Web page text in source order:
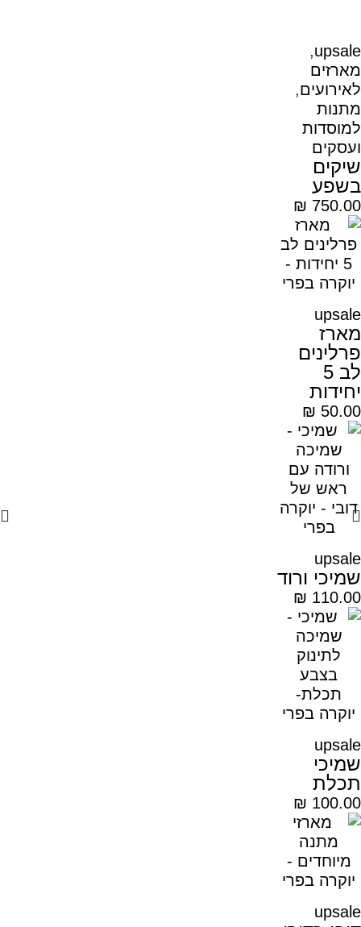
upsale
,
מארזים
לאירועים,
מתנות
למוסדות
ועסקים
שיקים
בשפע
₪ 750.00
upsale
מארז
פרלינים
לב 5
יחידות
₪ 50.00
upsale
שמיכי ורוד
₪ 110.00
upsale
שמיכי
תכלת
₪ 100.00
upsale